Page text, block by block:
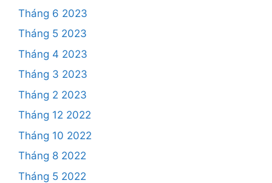
Tháng 6 2023
Tháng 5 2023
Tháng 4 2023
Tháng 3 2023
Tháng 2 2023
Tháng 12 2022
Tháng 10 2022
Tháng 8 2022
Tháng 5 2022